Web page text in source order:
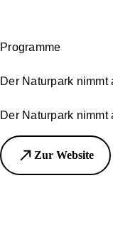
Programme
Der Naturpark nimmt
Der Naturpark nimmt
Zur Website